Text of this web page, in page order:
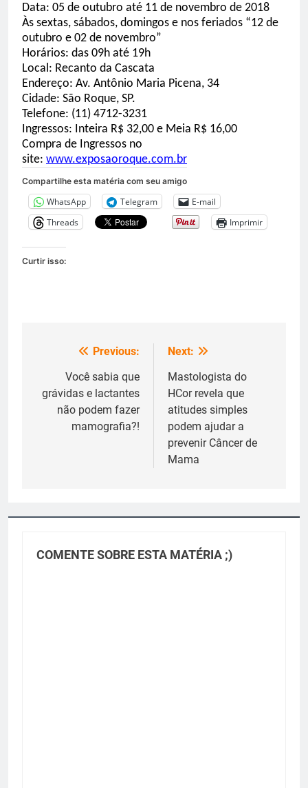
Data: 05 de outubro até 11 de novembro de 2018
Às sextas, sábados, domingos e nos feriados “12 de
outubro e 02 de novembro”
Horários: das 09h até 19h
Local: Recanto da Cascata
Endereço: Av. Antônio Maria Picena, 34
Cidade: São Roque, SP.
Telefone: (11) 4712-3231
Ingressos: Inteira R$ 32,00 e Meia R$ 16,00
Compra de Ingressos no
site: www.exposaoroque.com.br
Compartilhe esta matéria com seu amigo
WhatsApp Telegram
E-mail
Threads
Imprimir
Curtir isso:
Navegação
Post
Previous:
Você sabia que
grávidas e lactantes
não podem fazer
mamografia?!
Next:
Mastologista do
HCor revela que
atitudes simples
podem ajudar a
prevenir Câncer de
Mama
COMENTE SOBRE ESTA MATÉRIA ;)